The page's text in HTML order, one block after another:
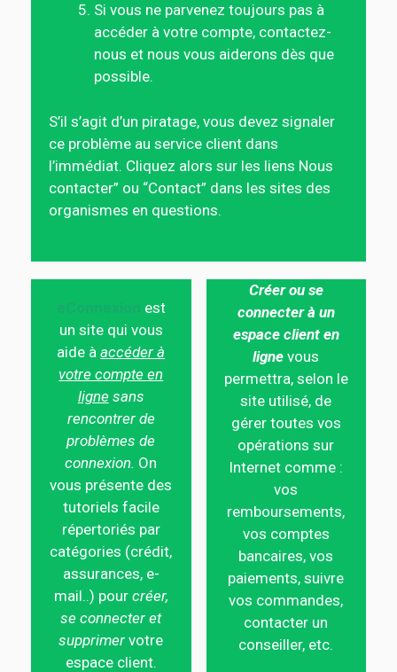
Si vous ne parvenez toujours pas à
accéder à votre compte, contactez-
nous et nous vous aiderons dès que
possible.
S’il s’agit d’un piratage, vous devez signaler
ce problème au service client dans
l’immédiat. Cliquez alors sur les liens Nous
contacter” ou “Contact” dans les sites des
organismes en questions.
est
un site qui vous
aide àaccéder à
votre compte en
ligne sans
rencontrer de
problèmes de
connexion. On
vous présente des
tutoriels facile
répertoriés par
catégories (crédit,
assurances, e-
mail..) pour créer,
se connecter et
supprimer votre
espace client.
Créer ou se
connecter à un
espace client en
ligne vous
permettra, selon le
site utilisé, de
gérer toutes vos
opérations sur
Internet comme :
vos
remboursements,
vos comptes
bancaires, vos
paiements, suivre
vos commandes,
contacter un
conseiller, etc.